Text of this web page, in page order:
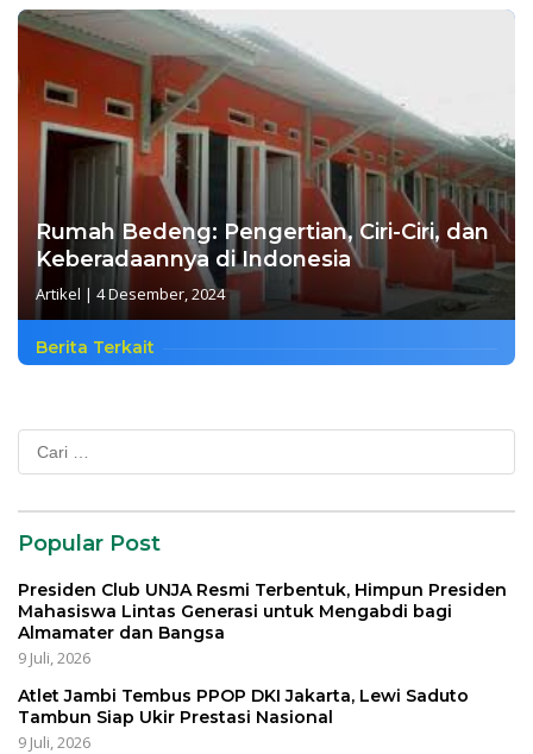
Rumah Bedeng: Pengertian, Ciri-Ciri, dan
Keberadaannya di Indonesia
Artikel | 4 Desember, 2024
Berita Terkait
Cari
untuk:
Popular Post
Presiden Club UNJA Resmi Terbentuk, Himpun Presiden
Mahasiswa Lintas Generasi untuk Mengabdi bagi
Almamater dan Bangsa
9 Juli, 2026
Atlet Jambi Tembus PPOP DKI Jakarta, Lewi Saduto
Tambun Siap Ukir Prestasi Nasional
9 Juli, 2026